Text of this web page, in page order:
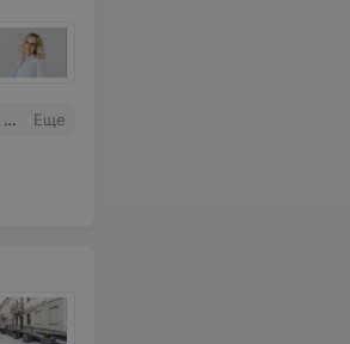
Еще